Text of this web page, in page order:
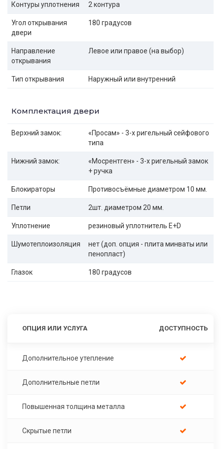
Контуры уплотнения 2 контура
Угол открывания
двери
180 градусов
Направление
открывания
Левое или правое (на выбор)
Тип открывания Наружный или внутренний
Комплектация двери
Верхний замок:
«Просам» - 3-х ригельный сейфового
типа
Нижний замок:
«Мосрентген» - 3-х ригельный замок
+ ручка
Блокираторы Противосъёмные диаметром 10 мм.
Петли 2шт. диаметром 20 мм.
Уплотнение резиновый уплотнитель E+D
Шумотеплоизоляция
нет (доп. опция - плита минваты или
пенопласт)
Глазок 180 градусов
ОПЦИЯ ИЛИ УСЛУГА ДОСТУПНОСТЬ
Дополнительное утепление
Дополнительные петли
Повышенная толщина металла
Скрытые петли